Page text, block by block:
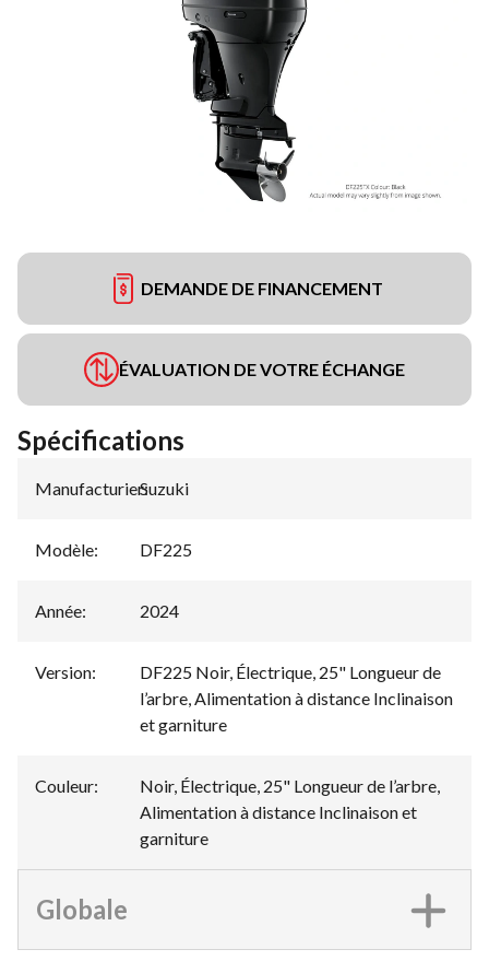
DEMANDE DE FINANCEMENT
ÉVALUATION DE VOTRE ÉCHANGE
Spécifications
Manufacturier:
Suzuki
Modèle: DF225
Année: 2024
Version:
DF225 Noir, Électrique, 25" Longueur de
l’arbre, Alimentation à distance Inclinaison
et garniture
Couleur:
Noir, Électrique, 25" Longueur de l’arbre,
Alimentation à distance Inclinaison et
garniture
Globale